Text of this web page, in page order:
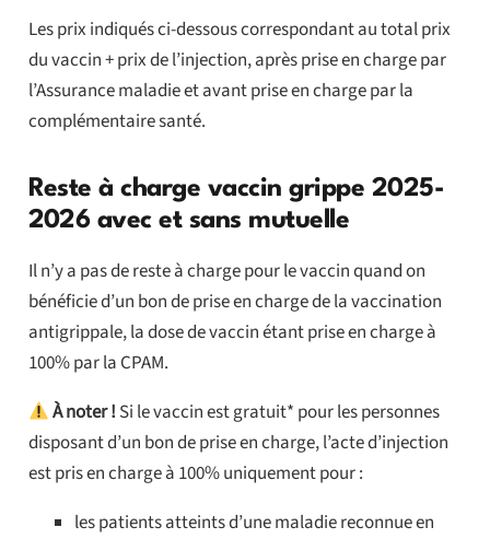
Les prix indiqués ci-dessous correspondant au total prix
du vaccin + prix de l’injection, après prise en charge par
l’Assurance maladie et avant prise en charge par la
complémentaire santé.
Reste à charge vaccin grippe 2025-
2026 avec et sans mutuelle
Il n’y a pas de reste à charge pour le vaccin quand on
bénéficie d’un bon de prise en charge de la vaccination
antigrippale, la dose de vaccin étant prise en charge à
100% par la CPAM.
À noter ! Si le vaccin est gratuit* pour les personnes
disposant d’un bon de prise en charge, l’acte d’injection
est pris en charge à 100% uniquement pour :
les patients atteints d’une maladie reconnue en